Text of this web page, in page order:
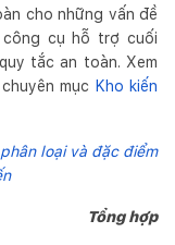
cho những vấn đề
cụ hỗ trợ cuối
tắc an toàn. Xem
mục Kho kiến
loại và đặc điểm
Tổng hợp